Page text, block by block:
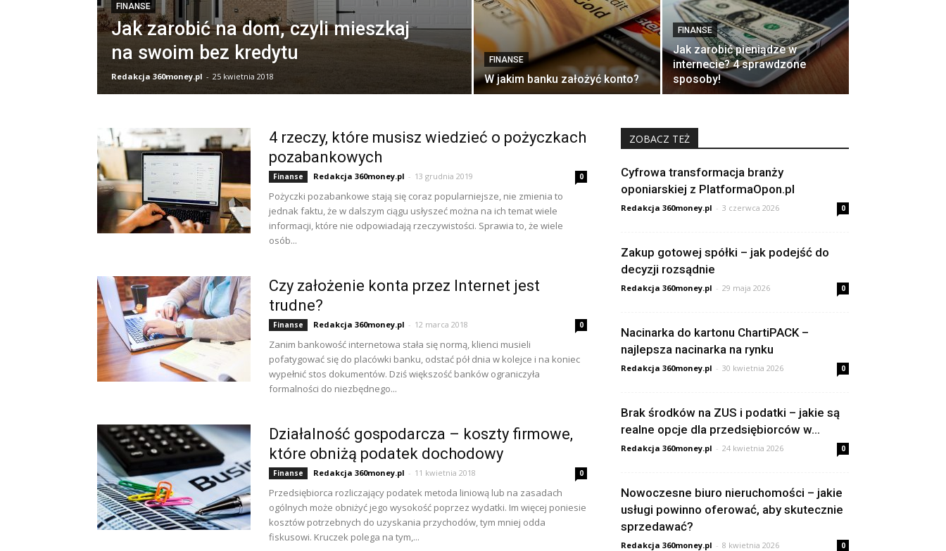
FINANSE
Jak zarobić na dom, czyli mieszkaj
na swoim bez kredytu
Redakcja 360money.pl - 25 kwietnia 2018
FINANSE
W jakim banku założyć konto?
FINANSE
Jak zarobić pieniądze w
internecie? 4 sprawdzone
sposoby!
4 rzeczy, które musisz wiedzieć o pożyczkach
pozabankowych
Finanse Redakcja 360money.pl - 13 grudnia 2019 0
Pożyczki pozabankowe stają się coraz popularniejsze, nie zmienia to
jednak faktu, że w dalszym ciągu usłyszeć można na ich temat wiele
informacji, które nie odpowiadają rzeczywistości. Sprawia to, że wiele
osób...
Czy założenie konta przez Internet jest
trudne?
Finanse Redakcja 360money.pl - 12 marca 2018 0
Zanim bankowość internetowa stała się normą, klienci musieli
pofatygować się do placówki banku, odstać pół dnia w kolejce i na koniec
wypełnić stos dokumentów. Dziś większość banków ograniczyła
formalności do niezbędnego...
Działalność gospodarcza – koszty firmowe,
które obniżą podatek dochodowy
Finanse Redakcja 360money.pl - 11 kwietnia 2018 0
Przedsiębiorca rozliczający podatek metoda liniową lub na zasadach
ogólnych może obniżyć jego wysokość poprzez wydatki. Im więcej poniesie
kosztów potrzebnych do uzyskania przychodów, tym mniej odda
fiskusowi. Kruczek polega na tym,...
ZOBACZ TEŻ
Cyfrowa transformacja branży
oponiarskiej z PlatformaOpon.pl
Redakcja 360money.pl - 3 czerwca 2026 0
Zakup gotowej spółki – jak podejść do
decyzji rozsądnie
Redakcja 360money.pl - 29 maja 2026 0
Nacinarka do kartonu ChartiPACK –
najlepsza nacinarka na rynku
Redakcja 360money.pl - 30 kwietnia 2026 0
Brak środków na ZUS i podatki – jakie są
realne opcje dla przedsiębiorców w...
Redakcja 360money.pl - 24 kwietnia 2026 0
Nowoczesne biuro nieruchomości – jakie
usługi powinno oferować, aby skutecznie
sprzedawać?
Redakcja 360money.pl - 8 kwietnia 2026 0